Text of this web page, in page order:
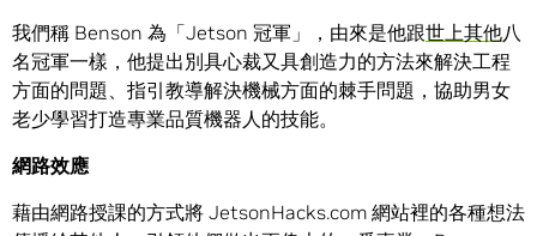
我們稱 Benson 為「Jetson 冠軍」，由來是他跟世上其他八
名冠軍一樣，他提出別具心裁又具創造力的方法來解決工程
方面的問題、指引教導解決機械方面的棘手問題，協助男女
老少學習打造專業品質機器人的技能。
網路效應
藉由網路授課的方式將 JetsonHacks.com 網站裡的各種想法